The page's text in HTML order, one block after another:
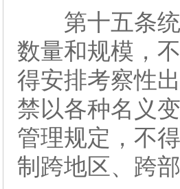
第十五条统
数量和规模，
得安排考察性
禁以各种名义
管理规定，不
制跨地区、跨部